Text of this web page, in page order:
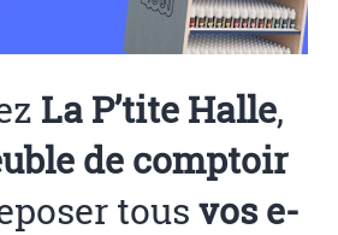
La P’tite Halle,
de comptoir
tous vos e-